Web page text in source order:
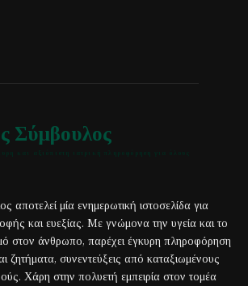
Σύμβουλος
αποτελεί μία ενημερωτική ιστοσελίδα για
και ευεξίας. Με γνώμονα την υγεία και το
στον άνθρωπο, παρέχει έγκυρη πληροφόρηση
ζητήματα, συνεντεύξεις από καταξιωμένους
Χάρη στην πολυετή εμπειρία στον τομέα